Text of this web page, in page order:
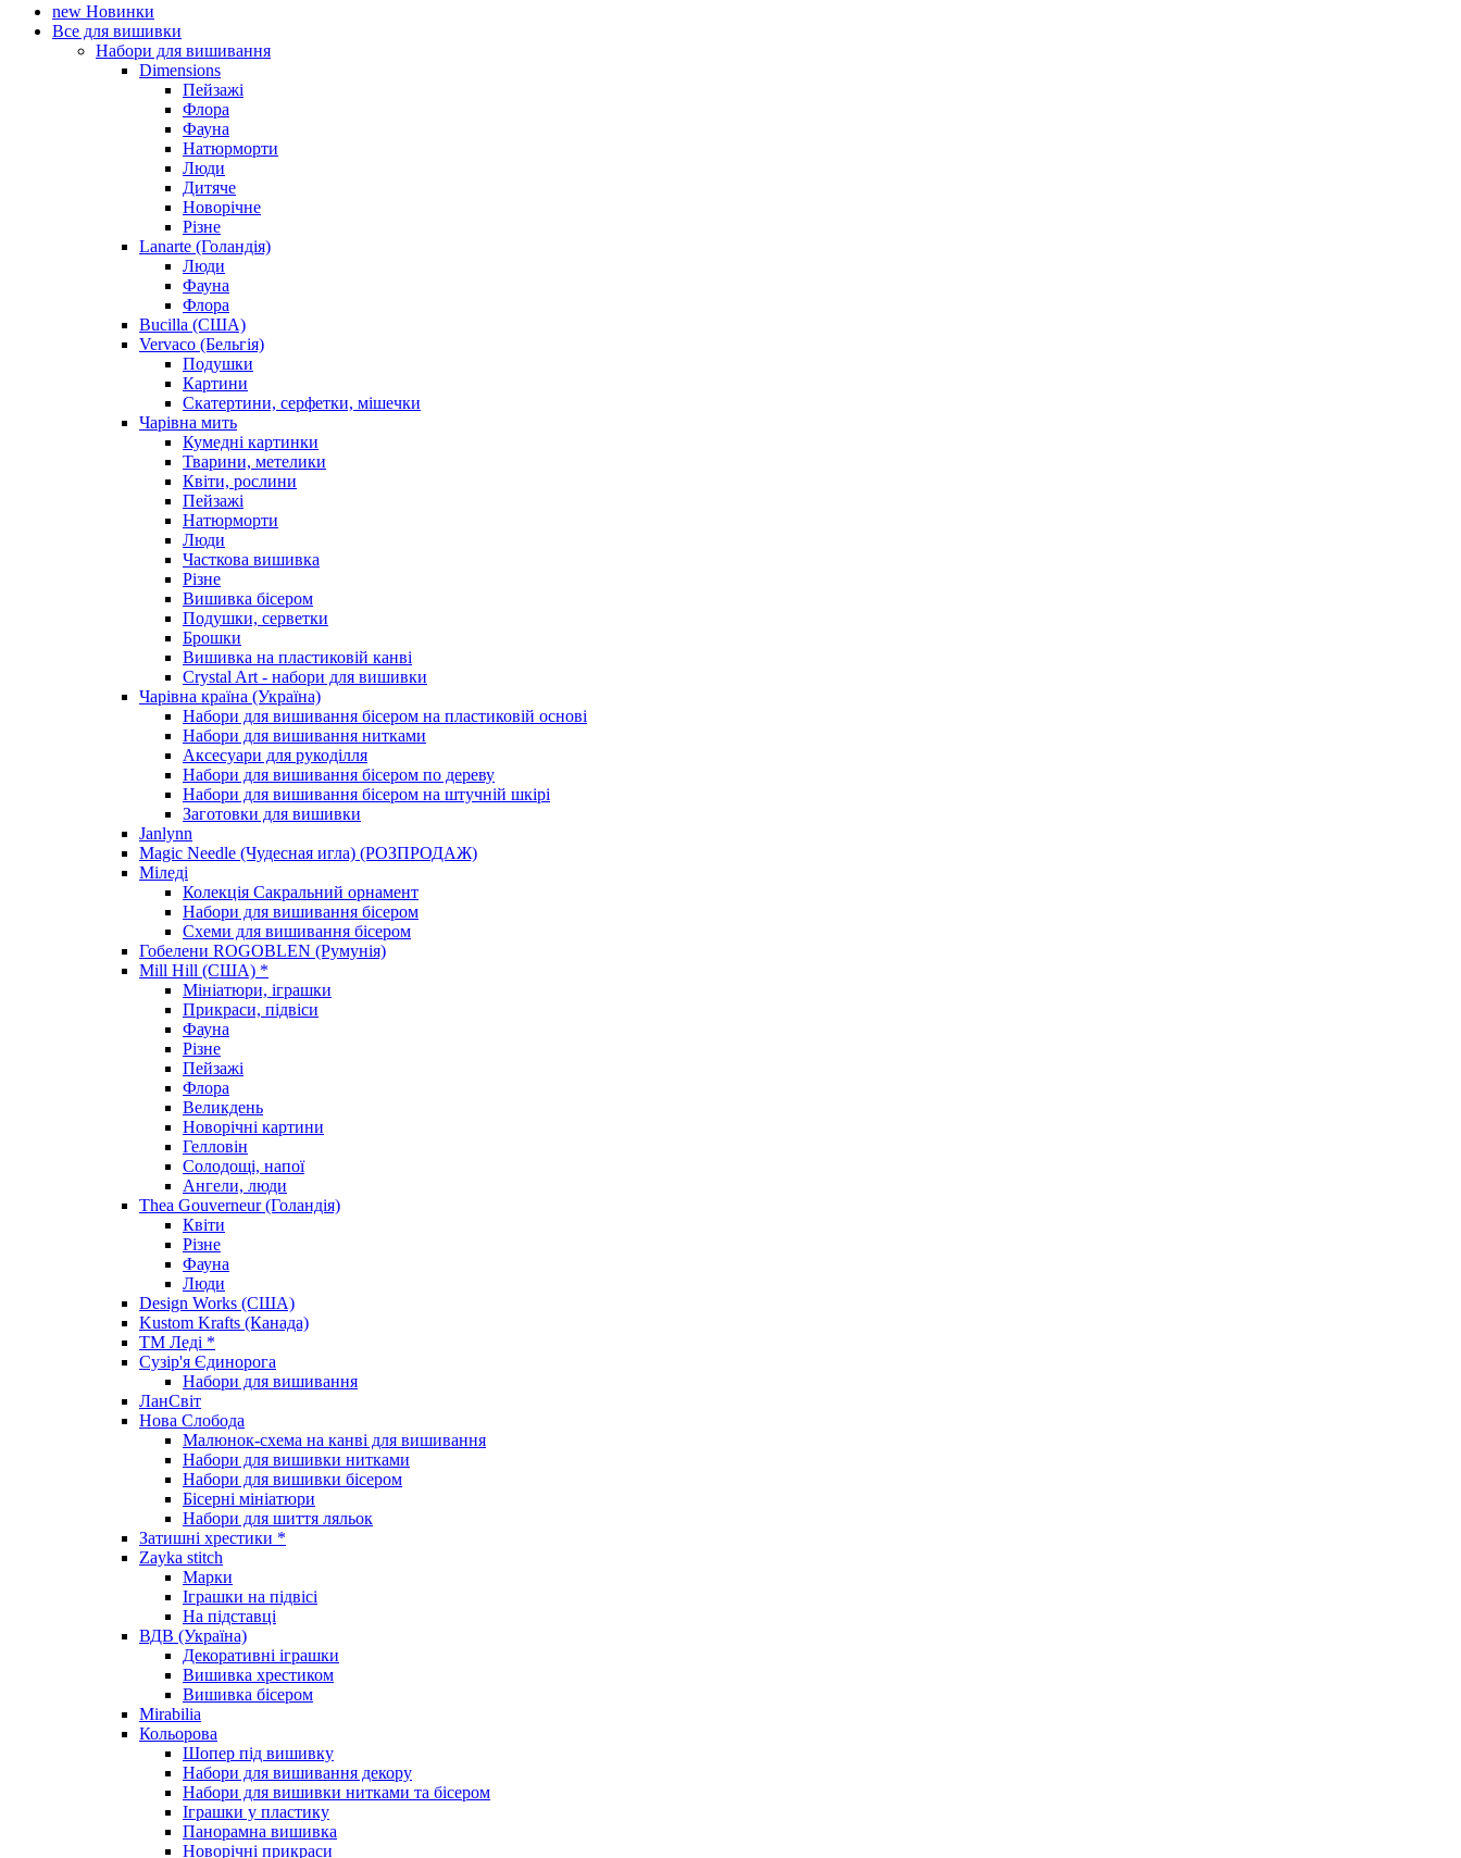
new Новинки
Все для вишивки
Набори для вишивання
Dimensions
Пейзажі
Флора
Фауна
Натюрморти
Люди
Дитяче
Новорічне
Різне
Lanarte (Голандія)
Люди
Фауна
Флора
Bucilla (США)
Vervaco (Бельгія)
Подушки
Картини
Скатертини, серфетки, мішечки
Чарiвна мить
Кумедні картинки
Тварини, метелики
Квіти, рослини
Пейзажі
Натюрморти
Люди
Часткова вишивка
Різне
Вишивка бісером
Подушки, серветки
Брошки
Вишивка на пластиковій канві
Crystal Art - набори для вишивки
Чарівна країна (Україна)
Набори для вишивання бісером на пластиковій основі
Набори для вишивання нитками
Аксесуари для рукоділля
Набори для вишивання бісером по дереву
Набори для вишивання бісером на штучній шкірі
Заготовки для вишивки
Janlynn
Magic Needle (Чудесная игла) (РОЗПРОДАЖ)
Міледі
Колекція Сакральний орнамент
Набори для вишивання бісером
Схеми для вишивання бісером
Гобелени ROGOBLEN (Румунія)
Mill Hill (США) *
Мініатюри, іграшки
Прикраси, підвіси
Фауна
Різне
Пейзажі
Флора
Великдень
Новорічні картини
Гелловін
Солодощі, напої
Ангели, люди
Thea Gouverneur (Голандія)
Квіти
Різне
Фауна
Люди
Design Works (США)
Kustom Krafts (Канада)
ТМ Леді *
Сузір'я Єдинорога
Набори для вишивання
ЛанСвіт
Нова Слобода
Малюнок-схема на канві для вишивання
Набори для вишивки нитками
Набори для вишивки бісером
Бісерні мініатюри
Набори для шиття ляльок
Затишні хрестики *
Zayka stitch
Марки
Іграшки на підвісі
На підставці
ВДВ (Україна)
Декоративні іграшки
Вишивка хрестиком
Вишивка бісером
Mirabilia
Кольорова
Шопер під вишивку
Набори для вишивання декору
Набори для вишивки нитками та бісером
Іграшки у пластику
Панорамна вишивка
Новорічні прикраси